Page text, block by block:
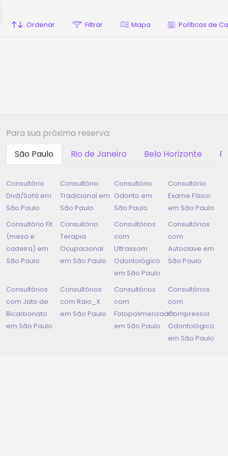
Ordenar Filtrar Mapa Políticas de
Para sua próxima reserva:
São Paulo
Rio de Janeiro Belo Horizonte
Consultório
Divã/Sofá em
São Paulo
Consultório
Tradicional em
São Paulo
Consultório
Odonto em
São Paulo
Consultório
Exame Físico
em São Paulo
Consultório Fit
(mesa e
cadeira) em
São Paulo
Consultório
Terapia
Ocupacional
em São Paulo
Consultórios
com
Ultrassom
Odontológico
em São Paulo
Consultórios
com
Autoclave em
São Paulo
Consultórios
com Jato de
Bicarbonato
em São Paulo
Consultórios
com Raio_X
em São Paulo
Consultórios
com
Fotopolimerizador
em São Paulo
Consultórios
com
Compressor
Odontológico
em São Paulo